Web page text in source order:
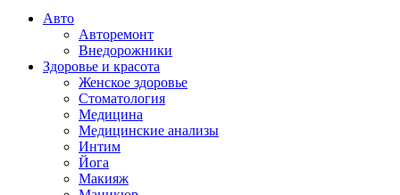
Авто
Авторемонт
Внедорожники
Здоровье и красота
Женское здоровье
Стоматология
Медицина
Медицинские анализы
Интим
Йога
Макияж